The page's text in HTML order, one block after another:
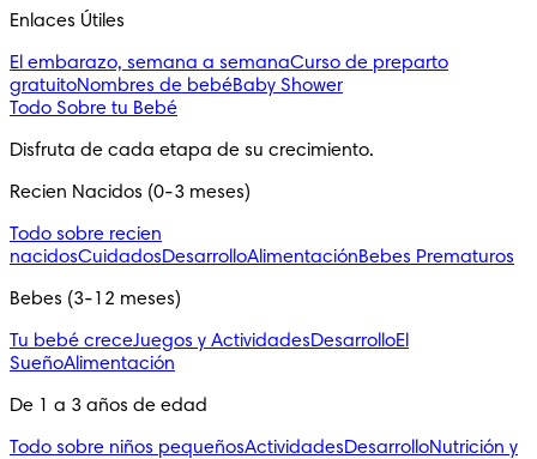
Enlaces Útiles
El embarazo, semana a semanaCurso de preparto
gratuitoNombres de bebéBaby Shower
Todo Sobre tu Bebé
Disfruta de cada etapa de su crecimiento.
Recien Nacidos (0-3 meses)
Todo sobre recien
nacidosCuidadosDesarrolloAlimentaciónBebes Prematuros
Bebes (3-12 meses)
Tu bebé creceJuegos y ActividadesDesarrolloEl
SueñoAlimentación
De 1 a 3 años de edad
Todo sobre niños pequeñosActividadesDesarrolloNutrición y